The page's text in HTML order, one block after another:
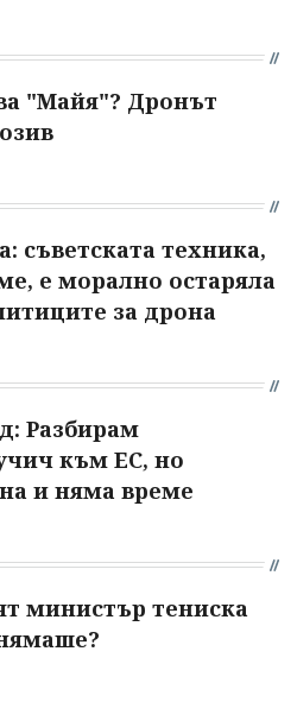
"Майя"? Дронът
съветската техника,
е морално остаряла
за дрона
Разбирам
към ЕС, но
и няма време
министър тениска